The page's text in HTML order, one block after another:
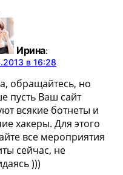
Ирина:
в 16:28
обращайтесь, но
пусть Ваш сайт
всякие ботнеты и
хакеры. Для этого
все мероприятия
сейчас, не
)))